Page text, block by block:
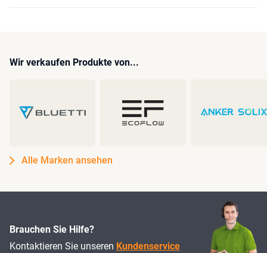
Wir verkaufen Produkte von...
Alle Marken ansehen
Brauchen Sie Hilfe?
Kontaktieren Sie unseren Kundenservice